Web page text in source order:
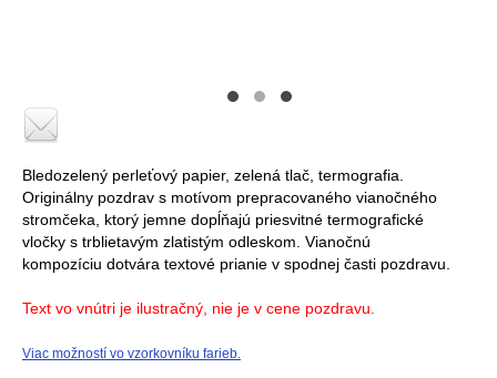
Bledozelený perleťový papier, zelená tlač, termografia.
Originálny pozdrav s motívom prepracovaného vianočného
stromčeka, ktorý jemne dopĺňajú priesvitné termografické
vločky s trblietavým zlatistým odleskom. Vianočnú
kompozíciu dotvára textové prianie v spodnej časti pozdravu.
Text vo vnútri je ilustračný, nie je v cene pozdravu.
Viac možností vo vzorkovníku farieb.